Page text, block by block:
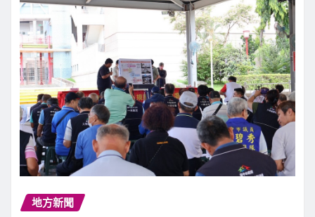
地方新聞